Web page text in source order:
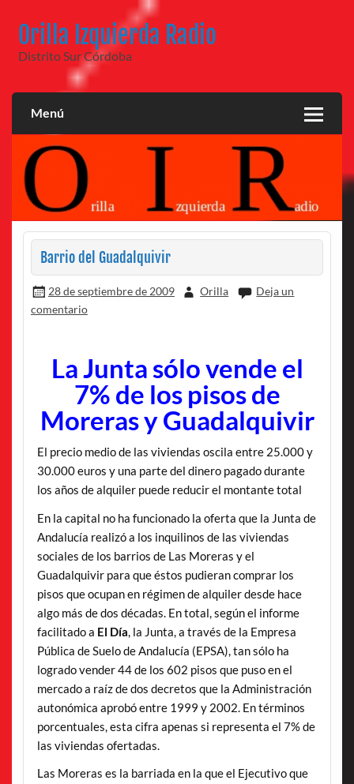
contenido
Orilla Izquierda Radio
Distrito Sur Córdoba
Menú
Barrio del Guadalquivir
28 de septiembre de 2009 Orilla
Deja un
comentario
La Junta sólo vende el
7% de los pisos de
Moreras y Guadalquivir
El precio medio de las viviendas oscila entre 25.000 y
30.000 euros y una parte del dinero pagado durante
los años de alquiler puede reducir el montante total
En la capital no ha funcionado la oferta que la Junta de
Andalucía realizó a los inquilinos de las viviendas
sociales de los barrios de Las Moreras y el
Guadalquivir para que éstos pudieran comprar los
pisos que ocupan en régimen de alquiler desde hace
algo más de dos décadas. En total, según el informe
facilitado a El Día, la Junta, a través de la Empresa
Pública de Suelo de Andalucía (EPSA), tan sólo ha
logrado vender 44 de los 602 pisos que puso en el
mercado a raíz de dos decretos que la Administración
autonómica aprobó entre 1999 y 2002. En términos
porcentuales, esta cifra apenas si representa el 7% de
las viviendas ofertadas.
Las Moreras es la barriada en la que el Ejecutivo que